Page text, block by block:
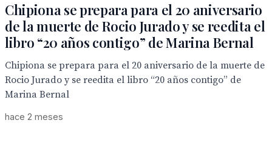
Chipiona se prepara para el 20 aniversario
de la muerte de Rocio Jurado y se reedita el
libro “20 años contigo” de Marina Bernal
Chipiona se prepara para el 20 aniversario de la muerte de
Rocio Jurado y se reedita el libro “20 años contigo” de
Marina Bernal
hace 2 meses